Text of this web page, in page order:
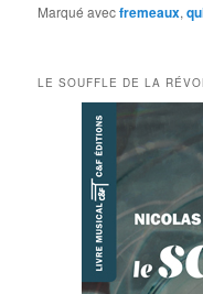
Marqué avecfremeaux,
LE SOUFFLE DE LA